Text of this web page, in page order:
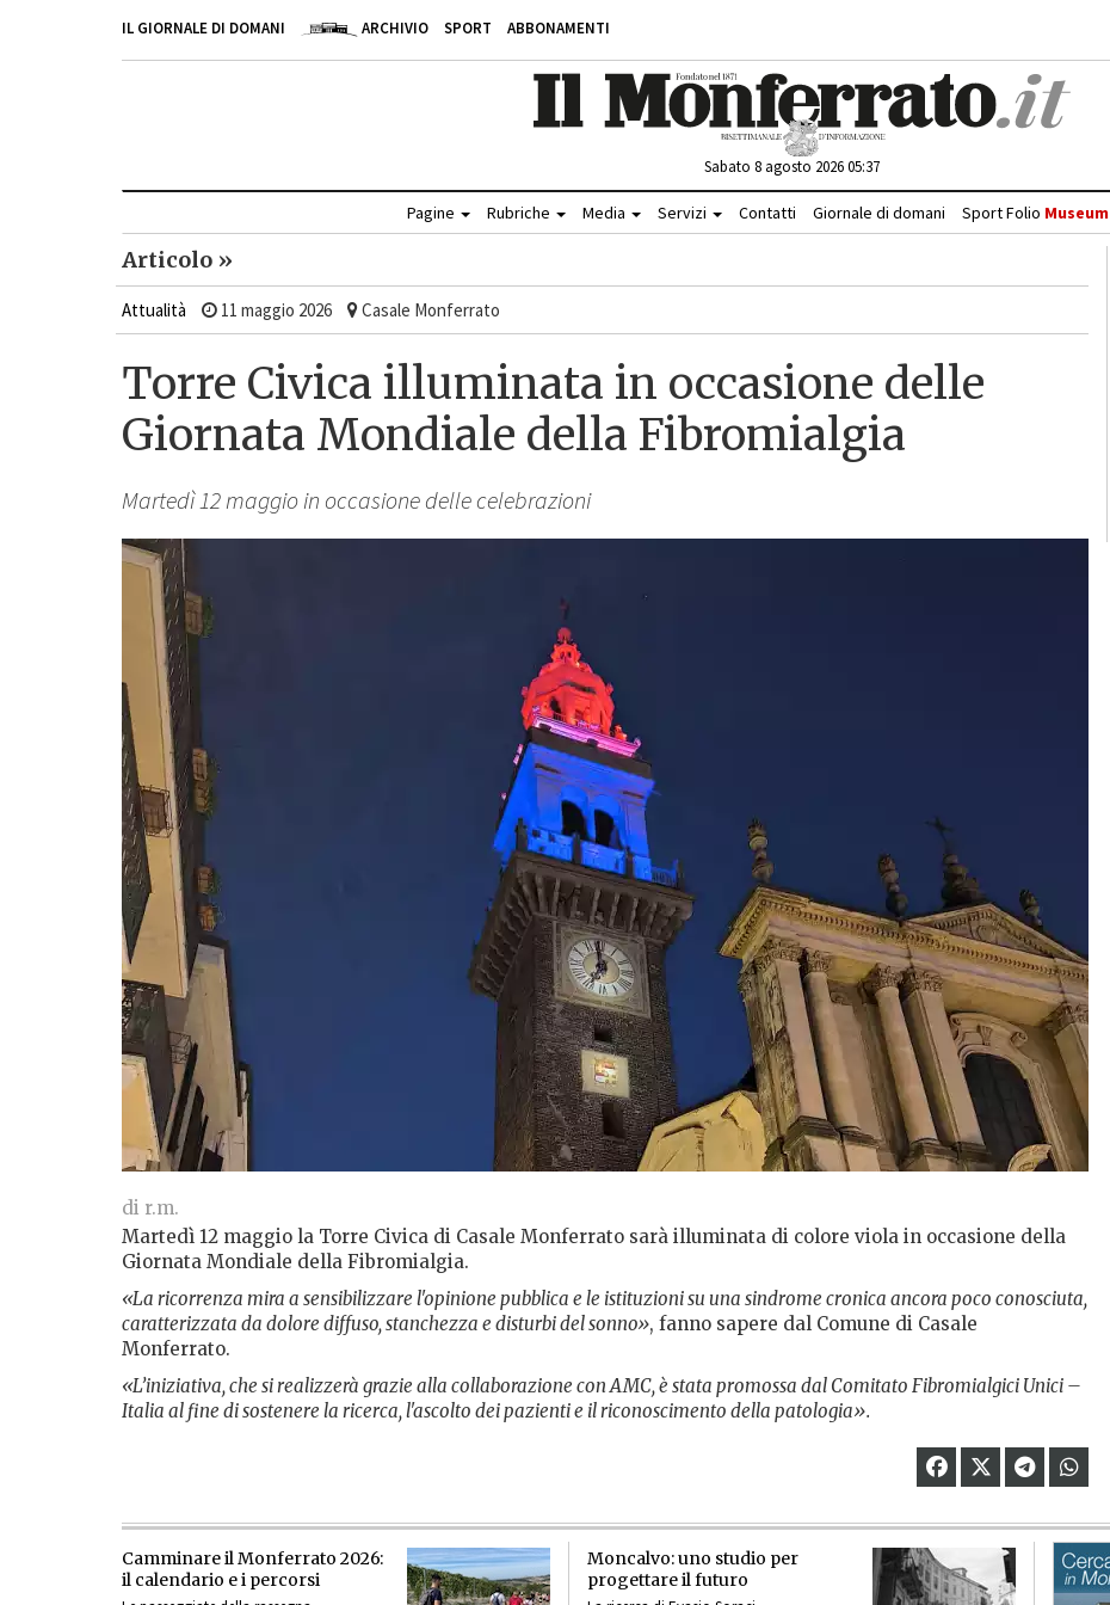
IL GIORNALE DI DOMANI ARCHIVIO SPORT ABBONAMENTI
Sabato 8 agosto 2026 05:37
Pagine Rubriche Media Servizi Contatti Giornale di domani Sport Folio Museum
Articolo »
Attualità 11 maggio 2026 Casale Monferrato
Torre Civica illuminata in occasione delle
Giornata Mondiale della Fibromialgia
Martedì 12 maggio in occasione delle celebrazioni
di r.m.
Martedì 12 maggio la Torre Civica di Casale Monferrato sarà illuminata di colore viola in occasione della
Giornata Mondiale della Fibromialgia.
«La ricorrenza mira a sensibilizzare l'opinione pubblica e le istituzioni su una sindrome cronica ancora poco conosciuta,
caratterizzata da dolore diffuso, stanchezza e disturbi del sonno», fanno sapere dal Comune di Casale
Monferrato.
«L’iniziativa, che si realizzerà grazie alla collaborazione con AMC, è stata promossa dal Comitato Fibromialgici Unici –
Italia al fine di sostenere la ricerca, l'ascolto dei pazienti e il riconoscimento della patologia».
Camminare il Monferrato 2026:
il calendario e i percorsi
Moncalvo: uno studio per
progettare il futuro